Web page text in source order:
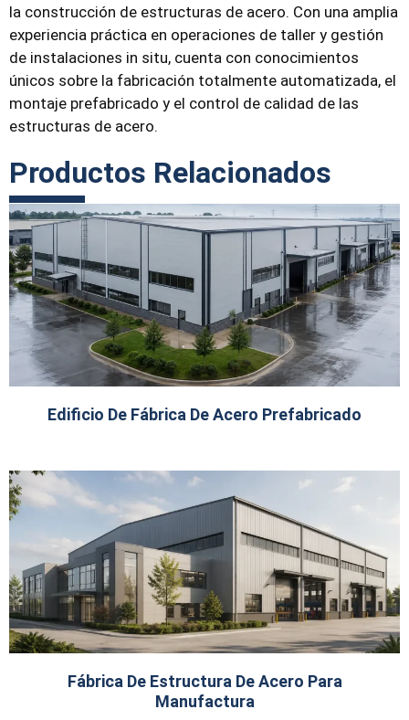
la construcción de estructuras de acero. Con una amplia
experiencia práctica en operaciones de taller y gestión
de instalaciones in situ, cuenta con conocimientos
únicos sobre la fabricación totalmente automatizada, el
montaje prefabricado y el control de calidad de las
estructuras de acero.
Productos Relacionados
Edificio De Fábrica De Acero Prefabricado
Fábrica De Estructura De Acero Para
Manufactura